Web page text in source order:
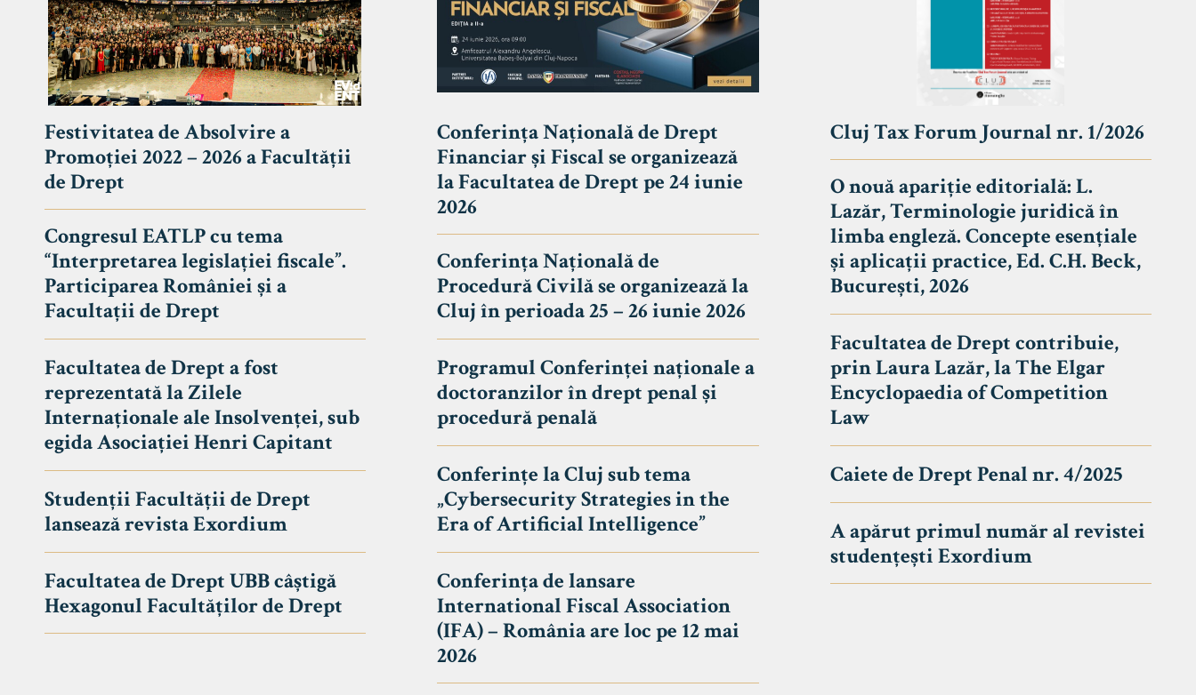
UNIVERSITATEA BABEȘ - BOLYAI
FACULTATEA
DE DREPT
Avizier Studenți
Studii
Admitere
Erasmus & Internațional
Știri
Echipa Facultății
Bibliotecă & Reviste
Festivitatea de Absolvire a
Promoției 2022 – 2026 a Facultății
de Drept
Congresul EATLP cu tema
“Interpretarea legislației fiscale”.
Participarea României și a
Facultații de Drept
Facultatea de Drept a fost
reprezentată la Zilele
Internaționale ale Insolvenței, sub
egida Asociației Henri Capitant
Studenții Facultății de Drept
lansează revista Exordium
Facultatea de Drept UBB câștigă
Hexagonul Facultăților de Drept
Conferința Națională de Drept
Financiar și Fiscal se organizează
la Facultatea de Drept pe 24 iunie
2026
Conferința Națională de
Procedură Civilă se organizează la
Cluj în perioada 25 – 26 iunie 2026
Programul Conferinței naționale a
doctoranzilor în drept penal și
procedură penală
Conferințe la Cluj sub tema
„Cybersecurity Strategies in the
Era of Artificial Intelligence”
Conferința de lansare
International Fiscal Association
(IFA) – România are loc pe 12 mai
2026
Cluj Tax Forum Journal nr. 1/2026
O nouă apariție editorială: L.
Lazăr, Terminologie juridică în
limba engleză. Concepte esențiale
și aplicații practice, Ed. C.H. Beck,
București, 2026
Facultatea de Drept contribuie,
prin Laura Lazăr, la The Elgar
Encyclopaedia of Competition
Law
Caiete de Drept Penal nr. 4/2025
A apărut primul număr al revistei
studențești Exordium